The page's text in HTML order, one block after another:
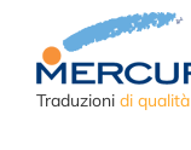
Traduzioni di qualità